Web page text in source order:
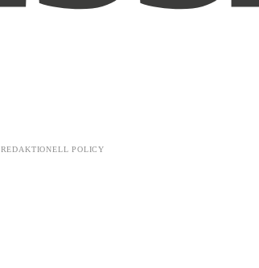
REDAKTIONELL POLICY